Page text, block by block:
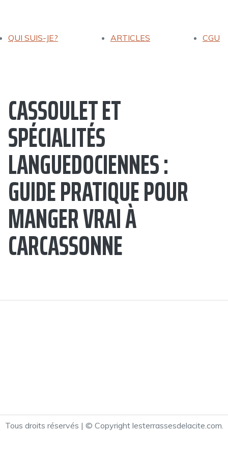
QUI SUIS-JE? ARTICLES CGU
CASSOULET ET
SPÉCIALITÉS
LANGUEDOCIENNES :
GUIDE PRATIQUE POUR
MANGER VRAI À
CARCASSONNE
Tous droits réservés | © Copyright lesterrassesdelacite.com.